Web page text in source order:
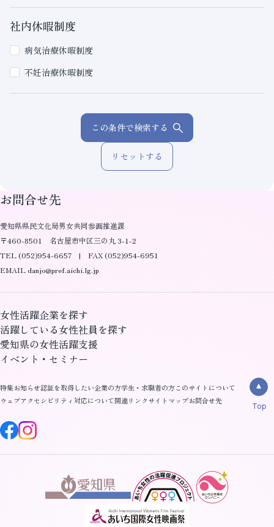
社内休暇制度
病気治療休暇制度
不妊治療休暇制度
この条件で検索する
リセットする
お問合せ先
愛知県県民文化局男女共同参画推進課
〒460-8501 名古屋市中区三の丸 3-1-2
TEL (052)954-6657 | FAX (052)954-6951
EMAIL danjo@pref.aichi.lg.jp
女性活躍企業を探す
活躍している女性社員を探す
愛知県の女性活躍支援
イベント・セミナー
特集お知らせ認証を取得したい企業の方学生・求職者の方このサイトについて
ウェブアクセシビリティ対応について関連リンクサイトマップお問合せ先
Top